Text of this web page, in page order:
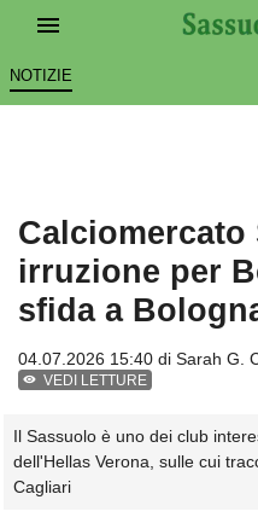
NOTIZIE
Calciomercato
irruzione per
sfida a
04.07.2026 15:40 di Sarah G.
VEDI LETTURE
Il Sassuolo è uno dei club
dell'Hellas Verona, sulle cui
Cagliari